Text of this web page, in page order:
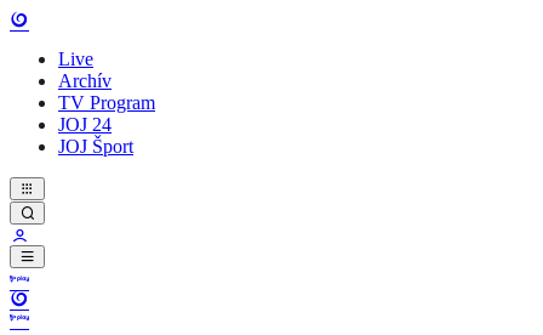
Live
Archív
TV Program
JOJ 24
JOJ Šport